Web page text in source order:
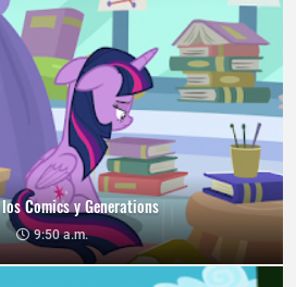
Comics y Generations
9:50 a.m.